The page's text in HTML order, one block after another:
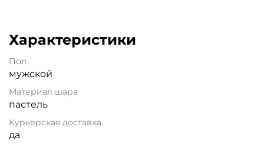
Характеристики
Пол
мужской
Материал шара
пастель
Курьерская доставка
да